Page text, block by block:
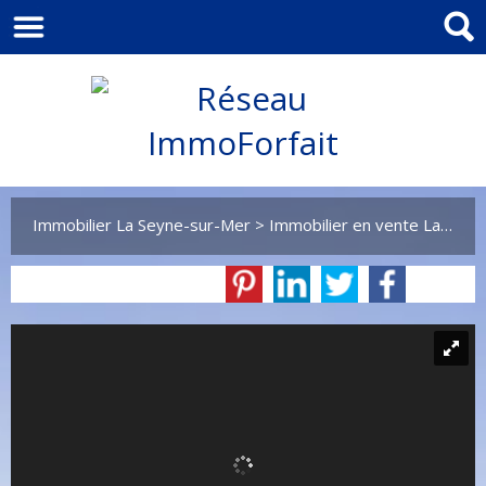
Immobilier La Seyne-sur-Mer > Immobilier en vente La Seyne-sur-Mer